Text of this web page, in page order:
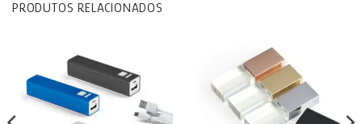
PRODUTOS RELACIONADOS